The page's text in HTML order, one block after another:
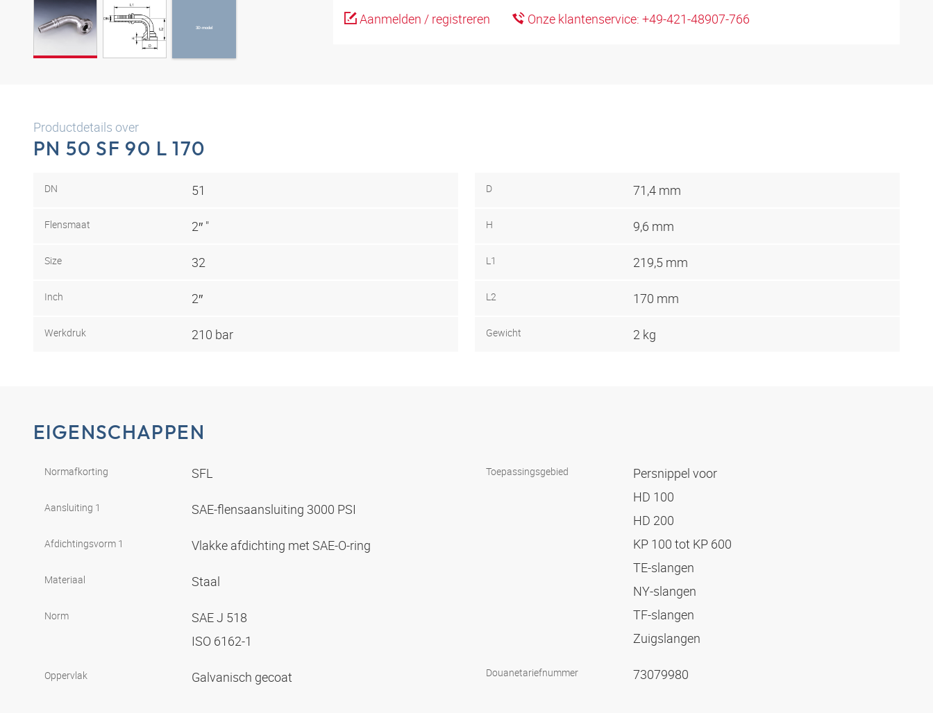
3D-model
Aanmelden / registreren
Onze klantenservice: +49-421-48907-766
Productdetails over
PN 50 SF 90 L 170
DN 51
Flensmaat 2″ "
Size 32
Inch 2″
Werkdruk 210 bar
D 71,4 mm
H 9,6 mm
L1 219,5 mm
L2 170 mm
Gewicht 2 kg
EIGENSCHAPPEN
Normafkorting SFL
Aansluiting 1 SAE-flensaansluiting 3000 PSI
Afdichtingsvorm 1 Vlakke afdichting met SAE-O-ring
Materiaal Staal
Norm
SAE J 518
ISO 6162-1
Oppervlak Galvanisch gecoat
Toepassingsgebied
Persnippel voor
HD 100
HD 200
KP 100 tot KP 600
TE-slangen
NY-slangen
TF-slangen
Zuigslangen
Douanetariefnummer 73079980